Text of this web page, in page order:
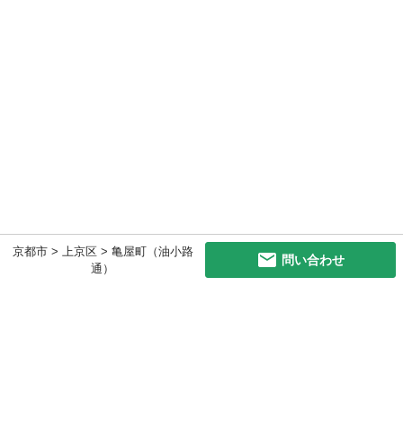
京都市 > 上京区 > 亀屋町（油小路
通）
問い合わせ